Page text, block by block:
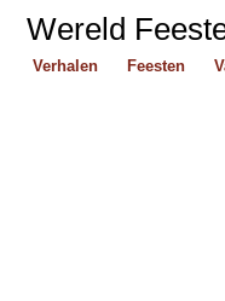
Wereld
Verhalen Feesten